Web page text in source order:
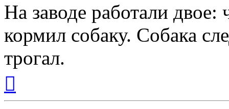
На заводе работали двое:
кормил собаку. Собака
трогал.
началу